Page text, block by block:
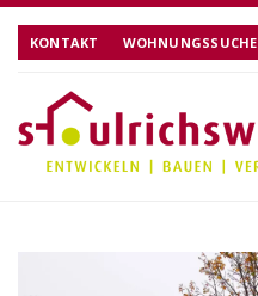
KONTAKT WOHNUNGSSUCHE